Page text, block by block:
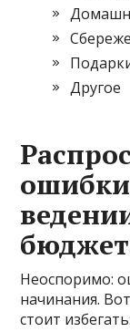
Другое
Неоспоримо:
начинания.
стоит избегать: